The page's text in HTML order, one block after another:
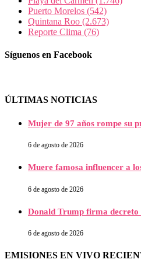
Puerto Morelos (542)
Quintana Roo (2.673)
Reporte Clima (76)
Síguenos en Facebook
ÚLTIMAS NOTICIAS
Mujer de 97 años rompe su
6 de agosto de 2026
Muere famosa influencer a
6 de agosto de 2026
Donald Trump firma decreto
6 de agosto de 2026
EMISIONES EN VIVO